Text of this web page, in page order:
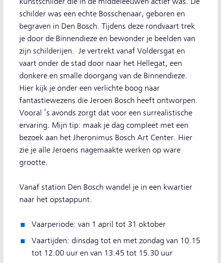
schilder was een echte Bosschenaar, geboren en
begraven in Den Bosch. Tijdens deze rondvaart trek
je door de Binnendieze en bewonder je beelden van
zijn schilderijen. Je vertrekt vanaf Voldersgat en
vaart onder de stad door naar het Hellegat, een
donkere en smalle doorgang van de Binnendieze.
Hier kijk je onder een verlichte boog naar
fantastiewezens die Jeroen Bosch heeft ontworpen.
Vooral ’s avonds zorgt dat voor een surrealistische
ervaring. Mijn tip: maak je dag compleet met een
bezoek aan het Jheronimus Bosch Art Center. Hier
zie je alle Jeroens nagemaakte werken op ware
grootte.
Vanaf station Den Bosch wandel je in een kwartier
naar het opstappunt.
Vaarperiode: van 1 april tot 31 oktober
Vaartijden: dinsdag tot en met zondag van 10.15
tot 12.00 uur en van 13.45 tot 15.30 uur